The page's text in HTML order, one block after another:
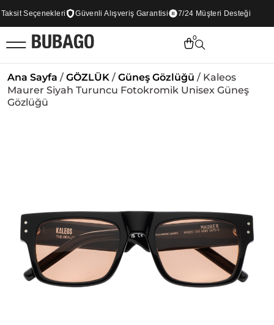
Seçenekleri Güvenli Alışveriş Garantisi 7/24 Müşteri Desteği
0
Ana Sayfa / GÖZLÜK / Güneş Gözlüğü / Kaleos
Maurer Siyah Turuncu Fotokromik Unisex Güneş
Gözlüğü